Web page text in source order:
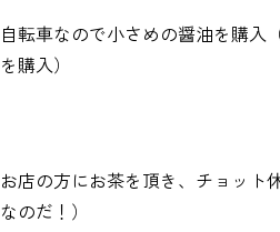
自転車なので小さめの醤油を購入
を購入）
お店の方にお茶を頂き、チョット
なのだ！）